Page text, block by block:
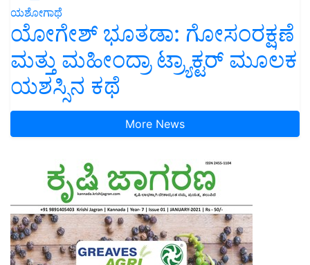
ಯಶೋಗಾಥೆ
ಯೋಗೇಶ್ ಭೂತಡಾ: ಗೋಸಂರಕ್ಷಣೆ
ಮತ್ತು ಮಹೀಂದ್ರಾ ಟ್ರ್ಯಾಕ್ಟರ್ ಮೂಲಕ
ಯಶಸ್ಸಿನ ಕಥೆ
More News